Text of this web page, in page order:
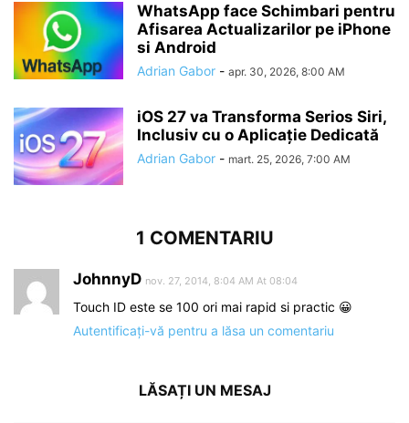
WhatsApp face Schimbari pentru
Afisarea Actualizarilor pe iPhone
si Android
Adrian Gabor - apr. 30, 2026, 8:00 AM
iOS 27 va Transforma Serios Siri,
Inclusiv cu o Aplicație Dedicată
Adrian Gabor - mart. 25, 2026, 7:00 AM
1 COMENTARIU
JohnnyD nov. 27, 2014, 8:04 AM At 08:04
Touch ID este se 100 ori mai rapid si practic 😀
Autentificați-vă pentru a lăsa un comentariu
LĂSAȚI UN MESAJ